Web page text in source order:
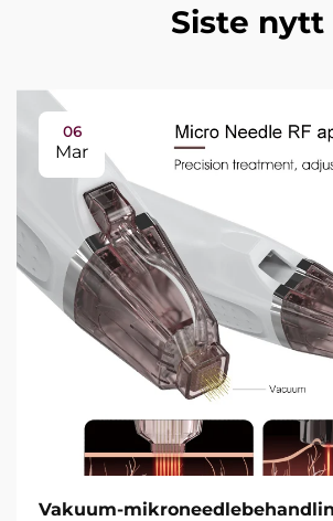
Siste nytt
06
Mar
Vakuum-